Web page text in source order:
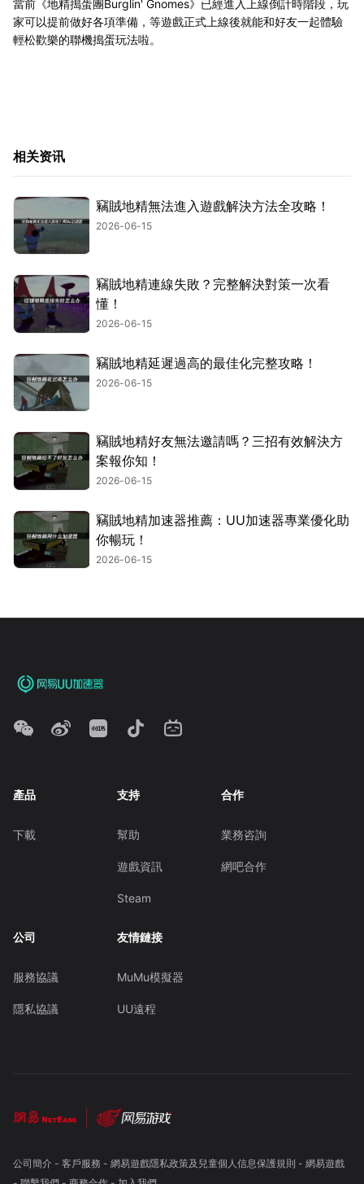
當前《地精搗蛋團Burglin' Gnomes》已經進入上線倒計時階段，玩
家可以提前做好各項準備，等遊戲正式上線後就能和好友一起體驗
輕松歡樂的聯機搗蛋玩法啦。
相关资讯
竊賊地精無法進入遊戲解決方法全攻略！
2026-06-15
竊賊地精連線失敗？完整解決對策一次看
懂！
2026-06-15
竊賊地精延遲過高的最佳化完整攻略！
2026-06-15
竊賊地精好友無法邀請嗎？三招有效解決方
案報你知！
2026-06-15
竊賊地精加速器推薦：UU加速器專業優化助
你暢玩！
2026-06-15
產品
下載
支持
幫助
遊戲資訊
Steam
合作
業務咨詢
網吧合作
公司
服務協議
隱私協議
友情鏈接
MuMu模擬器
UU遠程
公司簡介- 客戶服務 - 網易遊戲隱私政策及兒童個人信息保護規則 - 網易遊戲